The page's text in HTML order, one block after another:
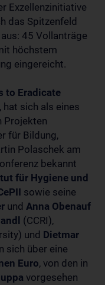
Exzellenzinitiative
das Spitzenfeld
45 Vollanträge
höchstem
eingereicht.
to Eradicate
, hat sich als eines
Projekten
für Bildung,
Polaschek am
bekannt
für Hygiene und
sowie seine
und Anna Obenauf
(CCRI),
und Dietmar
sich über eine
Euro, von den in
vorgesehen